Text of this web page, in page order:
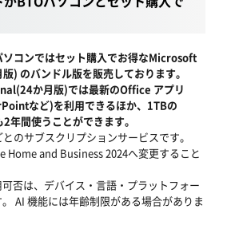
ソコンではセット購入でお得なMicrosoft
) のバンドル版を販売しております。
か月版)では最新のOffice アプリ
など)を利用できるほか、1TBの
間使うことができます。
のサブスクリプションサービスです。
Home and Business 2024へ変更すること
否は、デバイス・言語・プラットフォー
AI 機能には年齢制限がある場合がありま